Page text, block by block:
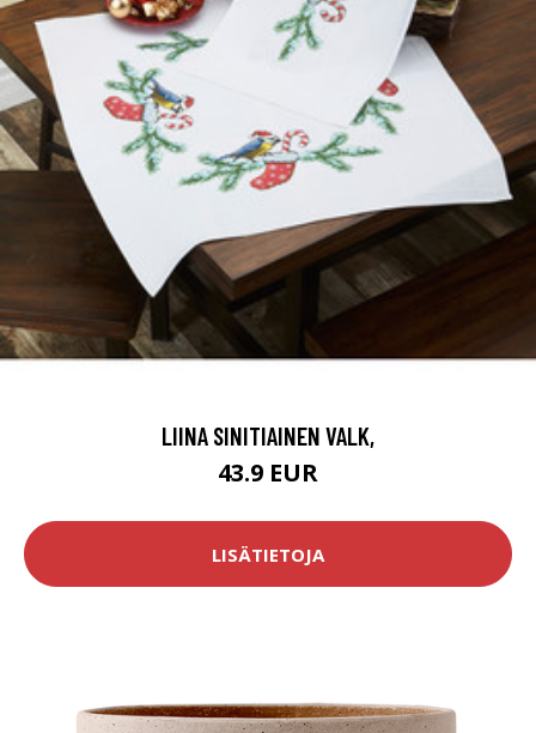
LIINA SINITIAINEN VALK,
43.9 EUR
LISÄTIETOJA